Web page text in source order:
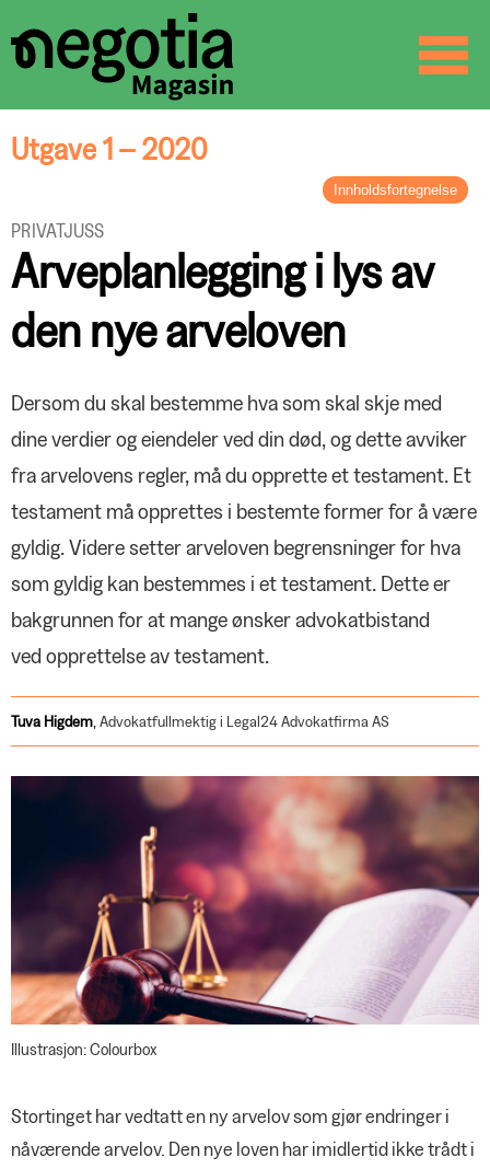
☰
Utgave 1 – 2020
Innholdsfortegnelse
Relevante verdier
BREV FRA FORBUNDSLEDEREN
Lykke til med forhandlingene
ARTIKKEL
Ny global rammeavtale
kompetanse
Går mot ny AFP-utsettelse
– Kommer ikke til å stå med lua i
hånda
Kompetanseløft i praksis
Lønnsforhandlinger sentralt, lokalt
PROFILEN
Skal vokse på kvalitet
Ut for å lære
NOTABENE
To viktige saker å jobbe med for YS
og Negotia
Vårens regionsmøter
Digital etikk – regjeringen har lyttet
Mindre i lommeboka uten
fagbevegelsen
PRIVATJUSS
Arveplanlegging i lys av den nye
arveloven
FAGAKTUELT
Skjerpet likestilling
Negotias rådgivere og advokater
svarer
JOBBEN MIN
Den viktige IT-sikkerheten
PRIVATJUSS
Arveplanlegging i lys av
den nye arveloven
Dersom du skal bestemme hva som skal skje med
dine verdier og eiendeler ved din død, og dette avviker
fra arvelovens regler, må du opprette et testament. Et
testament må opprettes i bestemte former for å være
gyldig. Videre setter arveloven begrensninger for hva
som gyldig kan bestemmes i et testament. Dette er
bakgrunnen for at mange ønsker advokatbistand
ved opprettelse av testament.
Tuva Higdem Advokatfullmektig i Legal24 Advokatfirma AS
Illustrasjon: Colourbox
Stortinget har vedtatt en ny arvelov som gjør endringer i
nåværende arvelov. Den nye loven har imidlertid ikke trådt i